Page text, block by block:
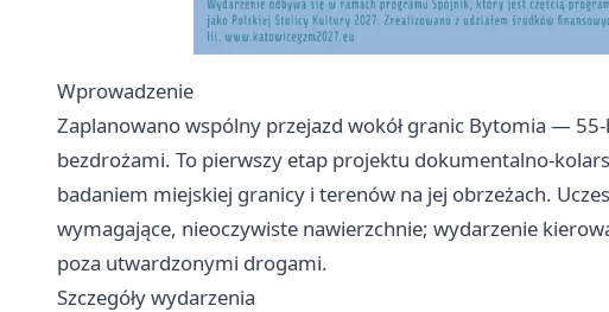
Wprowadzenie
Zaplanowano wspólny przejazd wokół granic Bytomia —
bezdrożami. To pierwszy etap projektu dokumentalno-
badaniem miejskiej granicy i terenów na jej obrzeżach.
wymagające, nieoczywiste nawierzchnie; wydarzenie
poza utwardzonymi drogami.
Szczegóły wydarzenia